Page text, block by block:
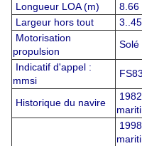
Longueur LOA (m)
8.66
Largeur hors tout
Motorisation
propulsion
Indicatif d'appel :
mmsi
Historique du navire